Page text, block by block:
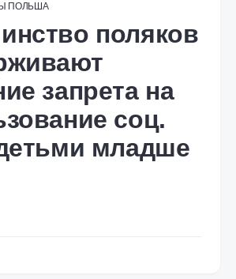
ПОЛЬША
поляков
запрета на
соц.
младше